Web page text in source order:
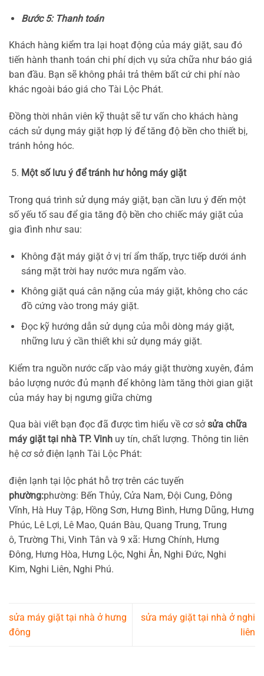
Bước 5: Thanh toán
Khách hàng kiểm tra lại hoạt động của máy giặt, sau đó
tiến hành thanh toán chi phí dịch vụ sửa chữa như báo giá
ban đầu. Bạn sẽ không phải trả thêm bất cứ chi phí nào
khác ngoài báo giá cho Tài Lộc Phát.
Đồng thời nhân viên kỹ thuật sẽ tư vấn cho khách hàng
cách sử dụng máy giặt hợp lý để tăng độ bền cho thiết bị,
tránh hỏng hóc.
Một số lưu ý để tránh hư hỏng máy giặt
Trong quá trình sử dụng máy giặt, bạn cần lưu ý đến một
số yếu tố sau để gia tăng độ bền cho chiếc máy giặt của
gia đình như sau:
Không đặt máy giặt ở vị trí ẩm thấp, trực tiếp dưới ánh
sáng mặt trời hay nước mưa ngấm vào.
Không giặt quá cân nặng của máy giặt, không cho các
đồ cứng vào trong máy giặt.
Đọc kỹ hướng dẫn sử dụng của mỗi dòng máy giặt,
những lưu ý cần thiết khi sử dụng máy giặt.
Kiểm tra nguồn nước cấp vào máy giặt thường xuyên, đảm
bảo lượng nước đủ mạnh để không làm tăng thời gian giặt
của máy hay bị ngưng giữa chừng
Qua bài viết bạn đọc đã được tìm hiểu về cơ sởsửa chữa
máy giặt tại nhà TP. Vinh uy tín, chất lượng. Thông tin liên
hệ cơ sở điện lạnh Tài Lộc Phát:
điện lạnh tại lộc phát hỗ trợ trên các tuyến
phường:phường: Bến Thủy, Cửa Nam, Đội Cung, Đông
Vĩnh, Hà Huy Tập, Hồng Sơn, Hưng Bình, Hưng Dũng, Hưng
Phúc, Lê Lợi, Lê Mao, Quán Bàu, Quang Trung, Trung
ô, Trường Thi, Vinh Tân và 9 xã: Hưng Chính, Hưng
Đông, Hưng Hòa, Hưng Lộc, Nghi Ân, Nghi Đức, Nghi
Kim, Nghi Liên, Nghi Phú.
sửa máy giặt tại nhà ở hưng
đông
sửa máy giặt tại nhà ở nghi
liên